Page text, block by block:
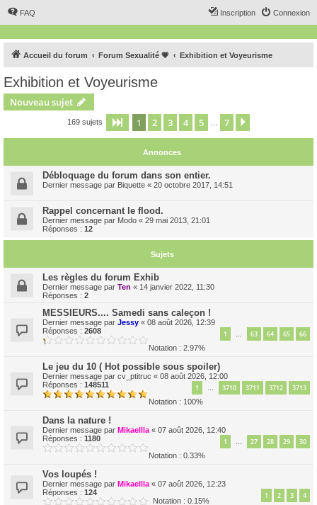
FAQ Connexion
Inscription
Accueil du forum Forum Sexualité 💗 Exhibition et Voyeurisme
Exhibition et Voyeurisme
Nouveau sujet
169 sujets Page 1sur7
1 2 3 4 5 7
Annonces
Débloquage du forum dans son entier.
Dernier message par Biquette « 20 octobre 2017, 14:51
Rappel concernant le flood.
Dernier message par Modo « 29 mai 2013, 21:01
Réponses : 12
Sujets
Les règles du forum Exhib
Dernier message par Ten « 14 janvier 2022, 11:30
Réponses : 2
MESSIEURS.... Samedi sans caleçon !
Dernier message par Jessy « 08 août 2026, 12:39
Réponses : 2608 1 … 63 64 65 66
Notation : 2.97%
Le jeu du 10 ( Hot possible sous spoiler)
Dernier message par cv_ptitruc « 08 août 2026, 12:00
Réponses : 148511 1 … 3710 3711 3712 3713
Notation : 100%
Dans la nature !
Dernier message par Mikaellla « 07 août 2026, 12:40
Réponses : 1180 1 … 27 28 29 30
Notation : 0.33%
Vos loupés !
Dernier message par Mikaellla « 07 août 2026, 12:23
Réponses : 124 1 2 3 4
Notation : 0.15%